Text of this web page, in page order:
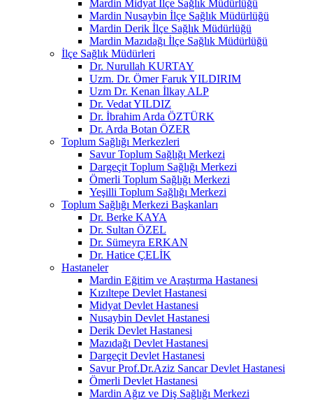
Mardin Midyat İlçe Sağlık Müdürlüğü
Mardin Nusaybin İlçe Sağlık Müdürlüğü
Mardin Derik İlçe Sağlık Müdürlüğü
Mardin Mazıdağı İlçe Sağlık Müdürlüğü
İlçe Sağlık Müdürleri
Dr. Nurullah KURTAY
Uzm. Dr. Ömer Faruk YILDIRIM
Uzm Dr. Kenan İlkay ALP
Dr. Vedat YILDIZ
Dr. İbrahim Arda ÖZTÜRK
Dr. Arda Botan ÖZER
Toplum Sağlığı Merkezleri
Savur Toplum Sağlığı Merkezi
Dargeçit Toplum Sağlığı Merkezi
Ömerli Toplum Sağlığı Merkezi
Yeşilli Toplum Sağlığı Merkezi
Toplum Sağlığı Merkezi Başkanları
Dr. Berke KAYA
Dr. Sultan ÖZEL
Dr. Sümeyra ERKAN
Dr. Hatice ÇELİK
Hastaneler
Mardin Eğitim ve Araştırma Hastanesi
Kızıltepe Devlet Hastanesi
Midyat Devlet Hastanesi
Nusaybin Devlet Hastanesi
Derik Devlet Hastanesi
Mazıdağı Devlet Hastanesi
Dargeçit Devlet Hastanesi
Savur Prof.Dr.Aziz Sancar Devlet Hastanesi
Ömerli Devlet Hastanesi
Mardin Ağız ve Diş Sağlığı Merkezi